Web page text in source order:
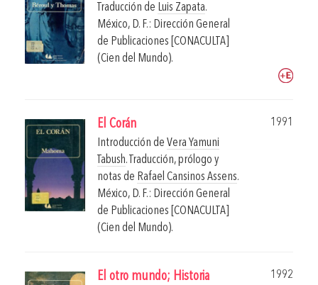
Traducción de Luis Zapata.
México, D. F.: Dirección General
de Publicaciones [CONACULTA]
(Cien del Mundo).
El Corán
1991
Introducción de Vera Yamuni
Tabush. Traducción, prólogo y
notas de Rafael Cansinos Assens.
México, D. F.: Dirección General
de Publicaciones [CONACULTA]
(Cien del Mundo).
El otro mundo; Historia 1992